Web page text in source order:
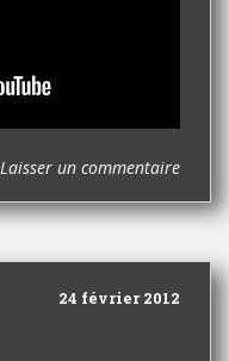
Laisser un commentaire
24 février 2012